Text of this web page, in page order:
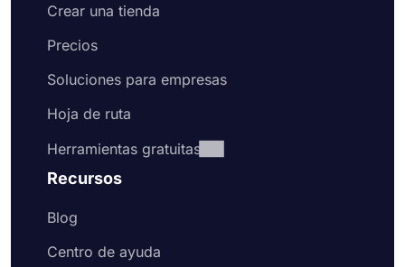
Crear una tienda
Precios
Soluciones para empresas
Hoja de ruta
Herramientas gratuitas
Recursos
Blog
Centro de ayuda